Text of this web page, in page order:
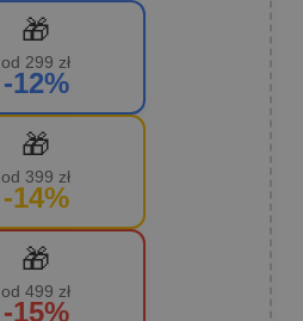
🎁
od 299 zł
-12%
🎁
od 399 zł
-14%
🎁
od 499 zł
-15%